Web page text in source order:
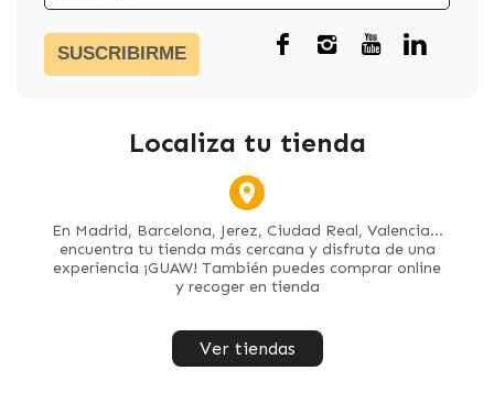
SUSCRIBIRME
Localiza tu tienda
En Madrid, Barcelona, Jerez, Ciudad Real, Valencia...
encuentra tu tienda más cercana y disfruta de una
experiencia ¡GUAW! También puedes comprar online
y recoger en tienda
Ver tiendas